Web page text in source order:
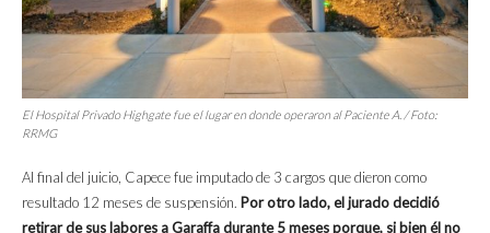
El Hospital Privado Highgate fue el lugar en donde operaron al Paciente A. / Foto:
RRMG
Al final del juicio, Capece fue imputado de 3 cargos que dieron como
resultado 12 meses de suspensión. Por otro lado, el jurado decidió
retirar de sus labores a Garaffa durante 5 meses porque, si bien él no